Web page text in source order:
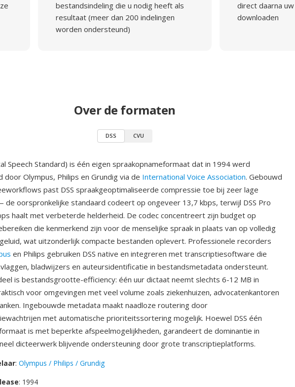
bestandsindeling die u nodig heeft als
resultaat (meer dan 200 indelingen
worden ondersteund)
direct daarna
downloaden
Over de formaten
DSS CVU
Speech Standard) is één eigen spraakopnameformaat dat in 1994 werd
door Olympus, Philips en Grundig via de International Voice Association. Gebouwd
past DSS spraakgeoptimaliseerde compressie toe bij zeer lage
oorspronkelijke standaard codeert op ongeveer 13,7 kbps, terwijl DSS Pro
haalt met verbeterde helderheid. De codec concentreert zijn budget op
die kenmerkend zijn voor de menselijke spraak in plaats van op volledig
wat uitzonderlijk compacte bestanden oplevert. Professionele recorders
en Philips gebruiken DSS native en integreren met transcriptiesoftware die
bladwijzers en auteursidentificatie in bestandsmetadata ondersteunt.
is bestandsgrootte-efficiency: één uur dictaat neemt slechts 6-12 MB in
voor omgevingen met veel volume zoals ziekenhuizen, advocatenkantoren
Ingebouwde metadata maakt naadloze routering door
met automatische prioriteitssortering mogelijk. Hoewel DSS één
is met beperkte afspeelmogelijkheden, garandeert de dominantie in
dicteerwerk blijvende ondersteuning door grote transcriptieplatforms.
: Olympus / Philips / Grundig
: 1994